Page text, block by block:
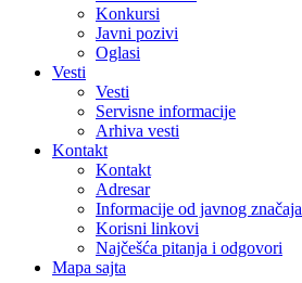
Konkursi
Javni pozivi
Oglasi
Vesti
Vesti
Servisne informacije
Arhiva vesti
Kontakt
Kontakt
Adresar
Informacije od javnog značaja
Korisni linkovi
Najčešća pitanja i odgovori
Mapa sajta